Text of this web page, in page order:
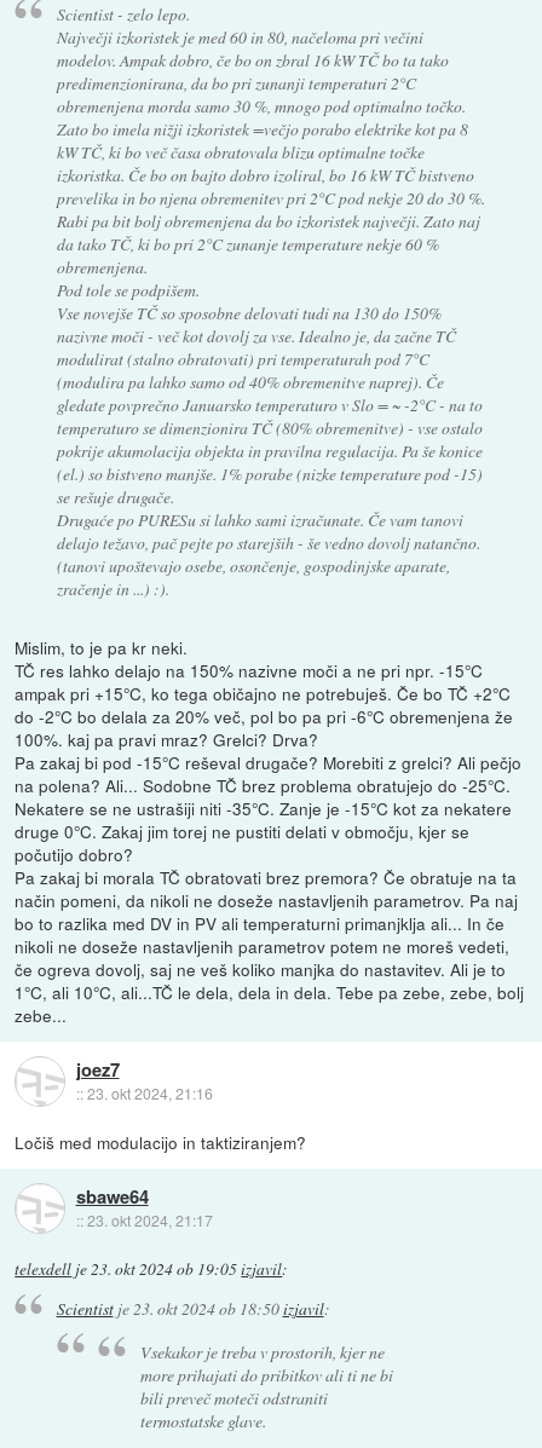
Scientist - zelo lepo.
Največji izkoristek je med 60 in 80, načeloma pri večini
modelov. Ampak dobro, če bo on zbral 16 kW TČ bo ta tako
predimenzionirana, da bo pri zunanji temperaturi 2°C
obremenjena morda samo 30 %, mnogo pod optimalno točko.
Zato bo imela nižji izkoristek =večjo porabo elektrike kot pa 8
kW TČ, ki bo več časa obratovala blizu optimalne točke
izkoristka. Če bo on bajto dobro izoliral, bo 16 kW TČ bistveno
prevelika in bo njena obremenitev pri 2°C pod nekje 20 do 30 %.
Rabi pa bit bolj obremenjena da bo izkoristek največji. Zato naj
da tako TČ, ki bo pri 2°C zunanje temperature nekje 60 %
obremenjena.
Pod tole se podpišem.
Vse novejše TČ so sposobne delovati tudi na 130 do 150%
nazivne moči - več kot dovolj za vse. Idealno je, da začne TČ
modulirat (stalno obratovati) pri temperaturah pod 7°C
(modulira pa lahko samo od 40% obremenitve naprej). Če
gledate povprečno Januarsko temperaturo v Slo = ~ -2°C - na to
temperaturo se dimenzionira TČ (80% obremenitve) - vse ostalo
pokrije akumolacija objekta in pravilna regulacija. Pa še konice
(el.) so bistveno manjše. 1% porabe (nizke temperature pod -15)
se rešuje drugače.
Drugaće po PURESu si lahko sami izračunate. Če vam tanovi
delajo težavo, pač pejte po starejših - še vedno dovolj natančno.
(tanovi upoštevajo osebe, osončenje, gospodinjske aparate,
zračenje in ...) :).
Mislim, to je pa kr neki.
TČ res lahko delajo na 150% nazivne moči a ne pri npr. -15°C
ampak pri +15°C, ko tega običajno ne potrebuješ. Če bo TČ +2°C
do -2°C bo delala za 20% več, pol bo pa pri -6°C obremenjena že
100%. kaj pa pravi mraz? Grelci? Drva?
Pa zakaj bi pod -15°C reševal drugače? Morebiti z grelci? Ali pečjo
na polena? Ali... Sodobne TČ brez problema obratujejo do -25°C.
Nekatere se ne ustrašiji niti -35°C. Zanje je -15°C kot za nekatere
druge 0°C. Zakaj jim torej ne pustiti delati v območju, kjer se
počutijo dobro?
Pa zakaj bi morala TČ obratovati brez premora? Če obratuje na ta
način pomeni, da nikoli ne doseže nastavljenih parametrov. Pa naj
bo to razlika med DV in PV ali temperaturni primanjklja ali... In če
nikoli ne doseže nastavljenih parametrov potem ne moreš vedeti,
če ogreva dovolj, saj ne veš koliko manjka do nastavitev. Ali je to
1°C, ali 10°C, ali...TČ le dela, dela in dela. Tebe pa zebe, zebe, bolj
zebe...
joez7
::23. okt 2024, 21:16
Ločiš med modulacijo in taktiziranjem?
sbawe64
::23. okt 2024, 21:17
telexdell je23. okt 2024 ob 19:05izjavil:
Scientistje23. okt 2024 ob 18:50izjavil:
Vsekakor je treba v prostorih, kjer ne
more prihajati do pribitkov ali ti ne bi
bili preveč moteči odstraniti
termostatske glave.